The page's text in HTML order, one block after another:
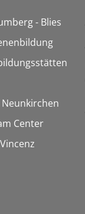
- Blies
Center